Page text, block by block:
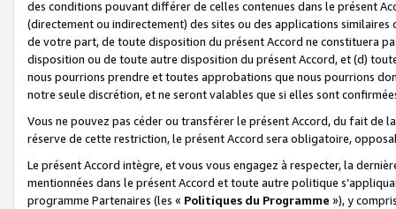
des conditions pouvant différer de celles contenues dans le présent
(directement ou indirectement) des sites ou des applications
de votre part, de toute disposition du présent Accord ne constituera
disposition ou de toute autre disposition du présent Accord, et (d)
nous pourrions prendre et toutes approbations que nous pourrions
notre seule discrétion, et ne seront valables que si elles sont
Vous ne pouvez pas céder ou transférer le présent Accord, du fait de
réserve de cette restriction, le présent Accord sera obligatoire,
Le présent Accord intègre, et vous vous engagez à respecter, la
mentionnées dans le présent Accord et toute autre politique
programme Partenaires (les « Politiques du Programme »), y